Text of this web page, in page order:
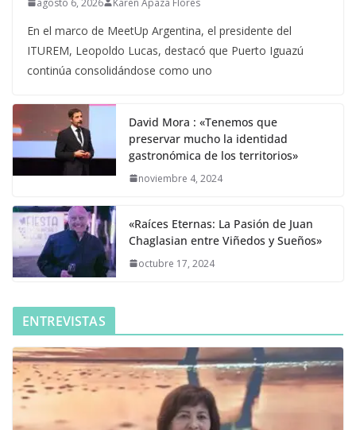
En el marco de MeetUp Argentina, el presidente del
ITUREM, Leopoldo Lucas, destacó que Puerto Iguazú
continúa consolidándose como uno
David Mora : «Tenemos que
preservar mucho la identidad
gastronómica de los territorios»
noviembre 4, 2024
«Raíces Eternas: La Pasión de Juan
Chaglasian entre Viñedos y Sueños»
octubre 17, 2024
ENTREVISTAS